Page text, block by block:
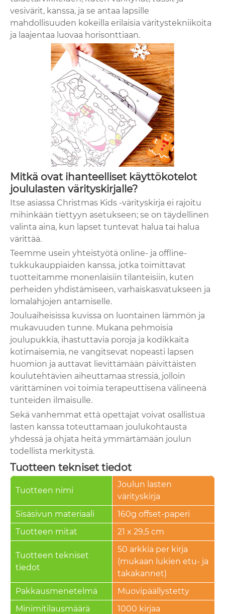
vesivärit, kanssa, ja se antaa lapsille
mahdollisuuden kokeilla erilaisia ​​väritystekniikoita
ja laajentaa luovaa horisonttiaan.
Mitkä ovat ihanteelliset käyttökotelot
joululasten värityskirjalle?
Itse asiassa Christmas Kids -värityskirja ei rajoitu
mihinkään tiettyyn asetukseen; se on täydellinen
valinta aina, kun lapset tuntevat halua tai halua
värittää.
Teemme usein yhteistyötä online- ja offline-
tukkukauppiaiden kanssa, jotka toimittavat
tuotteitamme monenlaisiin tilanteisiin, kuten
perheiden yhdistämiseen, varhaiskasvatukseen ja
lomalahjojen antamiselle.
Jouluaiheisissa kuvissa on luontainen lämmön ja
mukavuuden tunne. Mukana pehmoisia
joulupukkia, ihastuttavia poroja ja kodikkaita
kotimaisemia, ne vangitsevat nopeasti lapsen
huomion ja auttavat lievittämään päivittäisten
koulutehtävien aiheuttamaa stressiä, jolloin
värittäminen voi toimia terapeuttisena välineenä
tunteiden ilmaisulle.
Sekä vanhemmat että opettajat voivat osallistua
lasten kanssa toteuttamaan joulukohtausta
yhdessä ja ohjata heitä ymmärtämään joulun
todellista merkitystä.
Tuotteen tekniset tiedot
Tuotteen nimi
Joulun lasten
värityskirja
Sisäsivun materiaali
160g offset-paperi
Tuotteen mitat
21 x 29,5 cm
Tuotteen tekniset
tiedot
50 arkkia per kirja
(mukaan lukien etu- ja
takakannet)
Pakkausmenetelmä
Muovipäällystetty
Minimitilausmäärä
1000 kirjaa